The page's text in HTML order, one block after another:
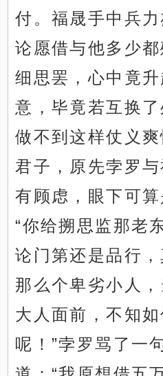
付。福晟手中兵
论愿借与他多少
细思罢，心中竟
意，毕竟若互换
做不到这样仗义
君子，原先孛罗
有顾虑，眼下可算
“你给搠思监那老
论门第还是品行
那么个卑劣小人
大人面前，不知
呢！”孛罗骂了一